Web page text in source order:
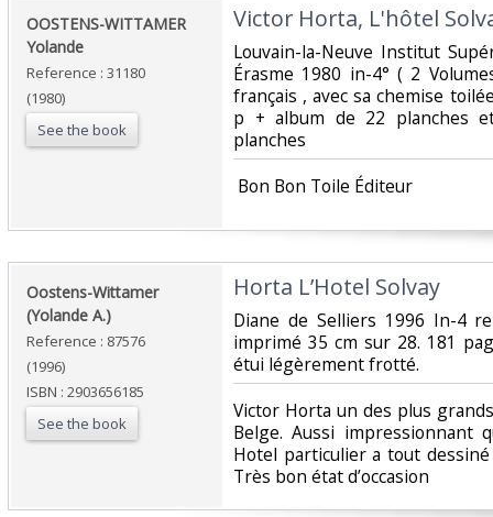
‎OOSTENS-WITTAMER
Yolande‎
Reference : 31180
(1980)
See the book
‎Victor Horta, L'hôtel
‎Louvain-la-Neuve Institut
Érasme 1980 in-4° ( 2
français , avec sa chemise
p + album de 22 planches
planches‎
‎ Bon Bon Toile Éditeur ‎
‎Oostens-Wittamer
(Yolande A.)‎
Reference : 87576
(1996)
ISBN : 2903656185
See the book
‎Horta L’Hotel Solvay‎
‎Diane de Selliers 1996 In-4
imprimé 35 cm sur 28. 181
étui légèrement frotté.‎
‎Victor Horta un des plus
Belge. Aussi impressionnant
Hotel particulier a tout
Très bon état d’occasion ‎